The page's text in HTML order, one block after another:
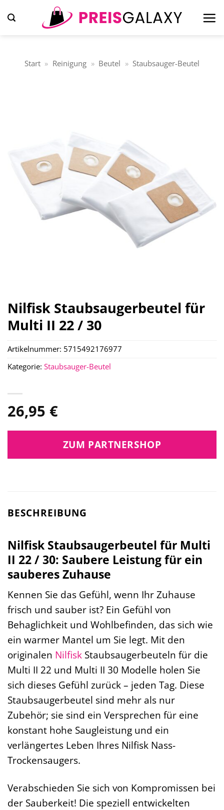
Inhalt
Start » Reinigung » Beutel » Staubsauger-Beutel
Nilfisk Staubsaugerbeutel für
Multi II 22 / 30
26,95 €
ZUM PARTNERSHOP
Artikelnummer: 5715492176977
Kategorie: Staubsauger-Beutel
BESCHREIBUNG
Nilfisk Staubsaugerbeutel für Multi
II 22 / 30: Saubere Leistung für ein
sauberes Zuhause
Kennen Sie das Gefühl, wenn Ihr Zuhause
frisch und sauber ist? Ein Gefühl von
Behaglichkeit und Wohlbefinden, das sich wie
ein warmer Mantel um Sie legt. Mit den
originalen Nilfisk Staubsaugerbeuteln für die
Multi II 22 und Multi II 30 Modelle holen Sie
sich dieses Gefühl zurück – jeden Tag. Diese
Staubsaugerbeutel sind mehr als nur
Zubehör; sie sind ein Versprechen für eine
konstant hohe Saugleistung und ein
verlängertes Leben Ihres Nilfisk Nass-
Trockensaugers.
Verabschieden Sie sich von Kompromissen bei
der Sauberkeit! Die speziell entwickelten